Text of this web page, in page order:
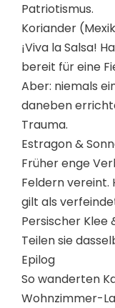
Patriotismus.
Koriander
¡Viva la Salsa!
bereit für eine
Aber: niemals
daneben
Trauma.
Estragon &
Früher enge
Feldern
gilt als
Persischer Klee
Teilen sie
Epilog
So wanderten
Wohnzimmer-